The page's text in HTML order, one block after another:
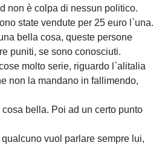
non è colpa di nessun politico.
state vendute per 25 euro l`una.
bella cosa, queste persone
puniti, se sono conosciuti.
molto serie, riguardo l`alitalia
non la mandano in fallimendo,
bella. Poi ad un certo punto
vuol parlare sempre lui,